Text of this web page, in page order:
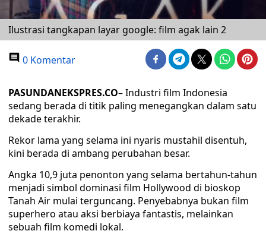
Ilustrasi tangkapan layar google: film agak lain 2
0 Komentar
PASUNDANEKSPRES.CO– Industri film Indonesia
sedang berada di titik paling menegangkan dalam satu
dekade terakhir.
Rekor lama yang selama ini nyaris mustahil disentuh,
kini berada di ambang perubahan besar.
Angka 10,9 juta penonton yang selama bertahun-tahun
menjadi simbol dominasi film Hollywood di bioskop
Tanah Air mulai terguncang. Penyebabnya bukan film
superhero atau aksi berbiaya fantastis, melainkan
sebuah film komedi lokal.